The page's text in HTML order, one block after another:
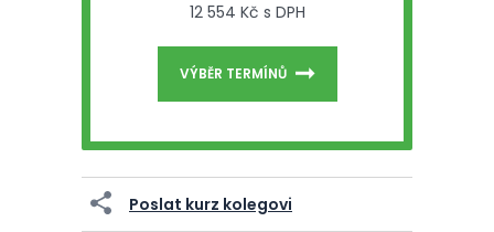
12 554 Kč s DPH
VÝBĚR TERMÍNŮ
Poslat kurz kolegovi